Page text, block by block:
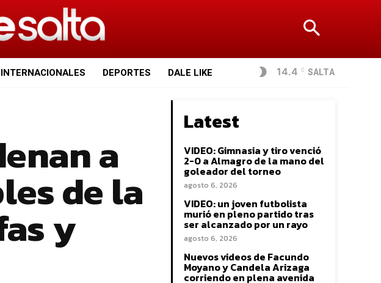
INTERNACIONALES DEPORTES DALE LIKE 14.4 C SALTA
a
de la
y
Latest
VIDEO: Gimnasia y tiro venció
2-0 a Almagro de la mano del
goleador del torneo
agosto 6, 2026
VIDEO: un joven futbolista
murió en pleno partido tras
ser alcanzado por un rayo
agosto 6, 2026
Nuevos videos de Facundo
Moyano y Candela Arizaga
corriendo en plena avenida